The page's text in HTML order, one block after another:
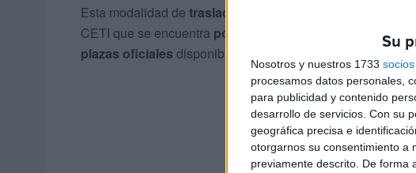
Su
Nosotros y nuestros 1733 socios
procesamos datos personales,
para publicidad y contenido
desarrollo de servicios. Con su
geográfica precisa e
otorgarnos su consentimiento a
previamente descrito. De forma
Esta modalidad de traslados programados
CETI que se encuentra por encima de su capacidad , con
plazas oficiales disponibles.